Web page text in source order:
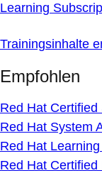
Learning
Trainingsinhalte
Empfohlen
Red Hat
Red Hat System
Red Hat
Red Hat